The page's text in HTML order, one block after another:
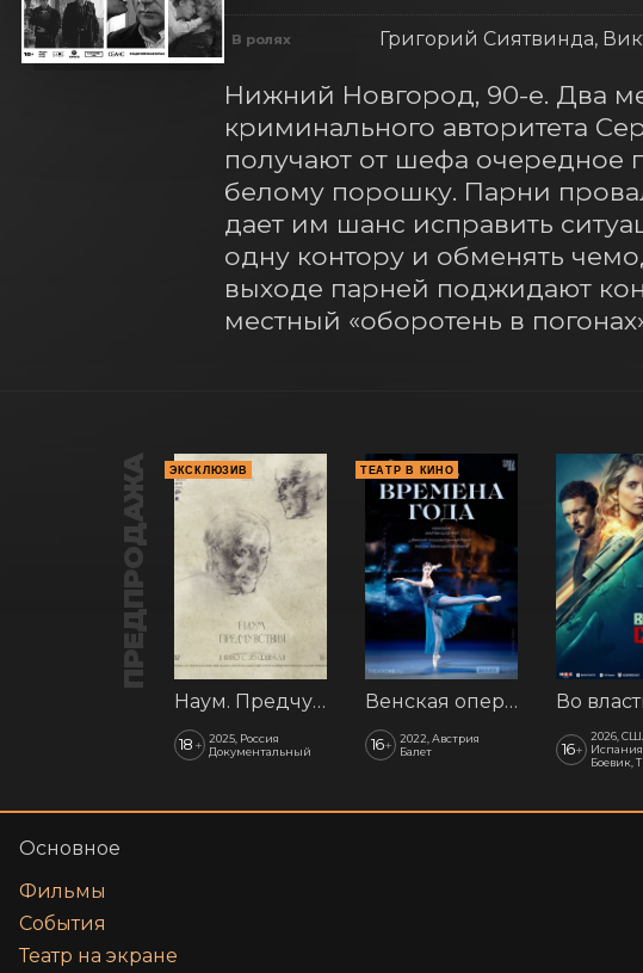
В ролях Григорий Сиятвинда,
Нижний Новгород, 90-е. Два
криминального авторитета
получают от шефа очередное
белому порошку. Парни
дает им шанс исправить
одну контору и обменять
выходе парней поджидают
местный «оборотень в
ПРЕДПРОДАЖА ЭКСКЛЮЗИВ
Наум. Предчувствия
18 +
2025, Россия
Документальный
ТЕАТР В КИНО
Венская опера: Времена года
16+
2022, Австрия
Балет
16+
2026,
Испания
Боевик,
Основное
Фильмы
События
Театр на экране